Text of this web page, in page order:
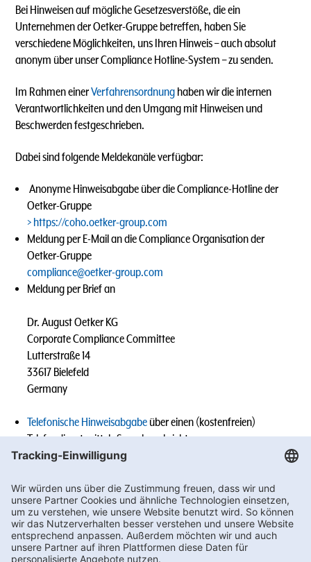
Bei Hinweisen auf mögliche Gesetzesverstöße, die ein
Unternehmen der Oetker-Gruppe betreffen, haben Sie
verschiedene Möglichkeiten, uns Ihren Hinweis – auch absolut
anonym über unser Compliance Hotline-System – zu senden.
Im Rahmen einerVerfahrensordnung haben wir die internen
Verantwortlichkeiten und den Umgang mit Hinweisen und
Beschwerden festgeschrieben.
Dabei sind folgende Meldekanäle verfügbar:
Anonyme Hinweisabgabe über die Compliance-Hotline der
Oetker-Gruppe
https://coho.oetker-group.com
Meldung per E-Mail an die Compliance Organisation der
Oetker-Gruppe
compliance@oetker-group.com
Meldung per Brief an
Dr. August Oetker KG
Corporate Compliance Committee
Lutterstraße 14
33617 Bielefeld
Germany
Telefonische Hinweisabgabe über einen (kostenfreien)
Telefondienst mittels Sprachnachricht
Meldungen von Mitarbeitenden der Oetker-Gruppe an die
Compliance Officer oder sonst benannten Ansprechpersonen
des jeweiligen Tochterunternehmens (z.B. im Rahmen eines
persönlichen Gesprächs).